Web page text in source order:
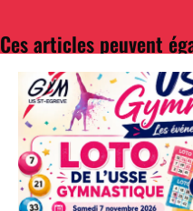
Ces articles peuvent